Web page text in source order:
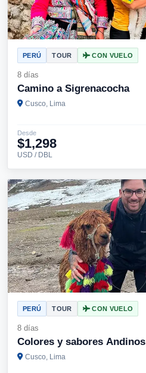
PERÚ TOUR CON VUELO
8 días
Camino a Sigrenacocha
Cusco, Lima
Desde
$1,298
USD / DBL
PERÚ TOUR CON VUELO
8 días
Colores y sabores Andinos
Cusco, Lima